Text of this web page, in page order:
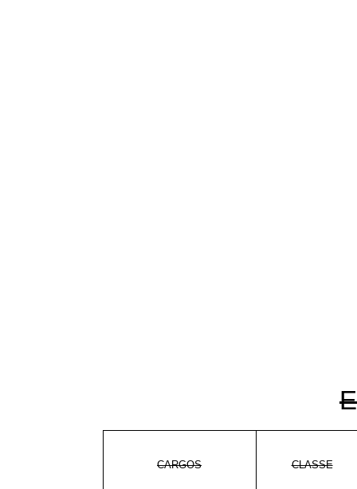
CARGOS CLASSE